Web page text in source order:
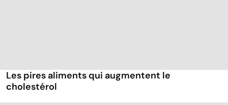
Les pires aliments qui augmentent le
cholestérol